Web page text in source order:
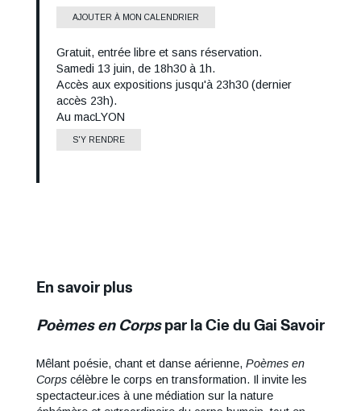
AJOUTER À MON CALENDRIER
Tarif
Gratuit, entrée libre et sans réservation.
Informations
horaires
Samedi 13 juin, de 18h30 à 1h.
Accès aux expositions jusqu'à 23h30 (dernier
accès 23h).
Lieu
Au macLYON
S'Y RENDRE
En savoir plus
Texte
savoir
plus
:
Poèmes en Corpspar la Cie du Gai Savoir
Mêlant poésie, chant et danse aérienne, Poèmes en
Corps célèbre le corps en transformation. Il invite les
spectacteur.ices à une médiation sur la nature